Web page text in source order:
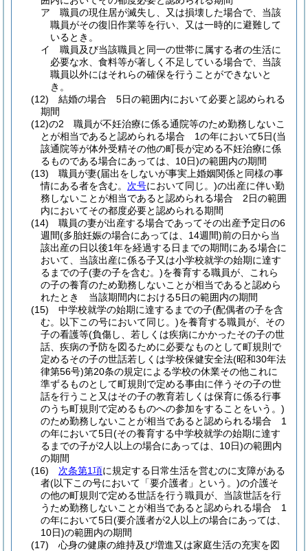
ア
職員の現住居が滅失し、又は損壊した場合で、当該
職員がその復旧作業等を行い、又は一時的に避難して
いるとき。
イ
職員及び当該職員と同一の世帯に属する者の生活に
必要な水、食料等が著しく不足している場合で、当該
職員以外にはそれらの確保を行うことができないと
き。
(12)
結婚の場合 5日の範囲内において必要と認められる
期間
(12)の2
職員が不妊治療に係る通院等のため勤務しないこ
とが相当であると認められる場合 1の年において5日(当
該通院等が体外受精その他の町長が定める不妊治療に係
るものである場合にあっては、10日)の範囲内の期間
(13)
職員が妻(届出をしないが事実上婚姻関係と同様の事
情にある者を含む。 次号において同じ。)の出産に伴い勤
務しないことが相当であると認められる場合 2日の範囲
内においてその都度必要と認められる期間
(14)
職員の妻が出産する場合であってその出産予定日の6
週間(多胎妊娠の場合にあっては、14週間)前の日から当
該出産の日以後1年を経過する日までの期間にある場合に
おいて、当該出産に係る子又は小学校就学の始期に達す
るまでの子(妻の子を含む。)を養育する職員が、これら
の子の養育のため勤務しないことが相当であると認めら
れたとき 当該期間内における5日の範囲内の期間
(15)
中学校就学の始期に達するまでの子(配偶者の子を含
む。以下この号において同じ。)を養育する職員が、その
子の看護等(負傷し、若しくは疾病にかかったその子の世
話、疾病の予防を図るために必要なものとして町規則で
定めるその子の世話若しくは学校保健安全法(昭和30年法
律第56号)第20条の規定による学校の休業その他これに
準ずるものとして町規則で定める事由に伴うその子の世
話を行うこと又はその子の教育若しくは保育に係る行事
のうち町規則で定めるものへの参加をすることをいう。)
のため勤務しないことが相当であると認められる場合 1
の年において5日(その養育する中学校就学の始期に達す
るまでの子が2人以上の場合にあっては、10日)の範囲内
の期間
(16)
次条第1項に規定する日常生活を営むのに支障がある
者(以下この号において「要介護者」という。)の介護そ
の他の町規則で定める世話を行う職員が、当該世話を行
うため勤務しないことが相当であると認められる場合 1
の年において5日(要介護者が2人以上の場合にあっては、
10日)の範囲内の期間
(17)
心身の健康の維持及び増進又は家庭生活の充実を図